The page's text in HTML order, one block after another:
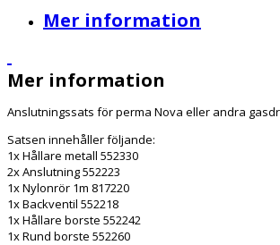
Mer information
Mer information
Anslutningssats för perma Nova eller andra
Satsen innehåller följande:
1x Hållare metall 552330
2x Anslutning 552223
1x Nylonrör 1m 817220
1x Backventil 552218
1x Hållare borste 552242
1x Rund borste 552260